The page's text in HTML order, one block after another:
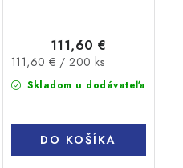
Skladom u dodávateľa
111,60 €
Jednotková
cena:
111,60 € / 200 ks
DO KOŠÍKA